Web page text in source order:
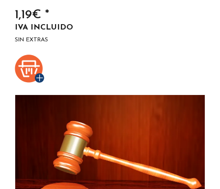
1,19€ *
IVA INCLUIDO
SIN EXTRAS